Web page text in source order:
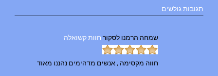
תגובות גולשים
שמחה הרמנו לסקור חוות קשואלה
חווה מקסימה , אנשים מדהימים נהננו מאוד